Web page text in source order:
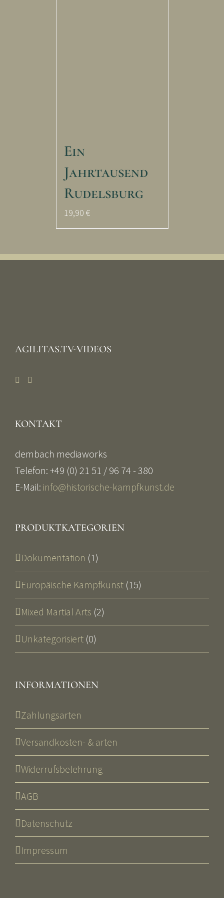
Ein
Jahrtausend
Rudelsburg
19,90 €
AGILITAS.TV-VIDEOS
KONTAKT
dembach mediaworks
Telefon: +49 (0) 21 51 / 96 74 - 380
E-Mail: info@historische-kampfkunst.de
PRODUKTKATEGORIEN
Dokumentation (1)
Europäische Kampfkunst (15)
Mixed Martial Arts (2)
Unkategorisiert (0)
INFORMATIONEN
Zahlungsarten
Versandkosten- & arten
Widerrufsbelehrung
AGB
Datenschutz
Impressum